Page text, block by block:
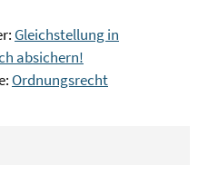
Gleichstellung in
absichern!
Ordnungsrecht